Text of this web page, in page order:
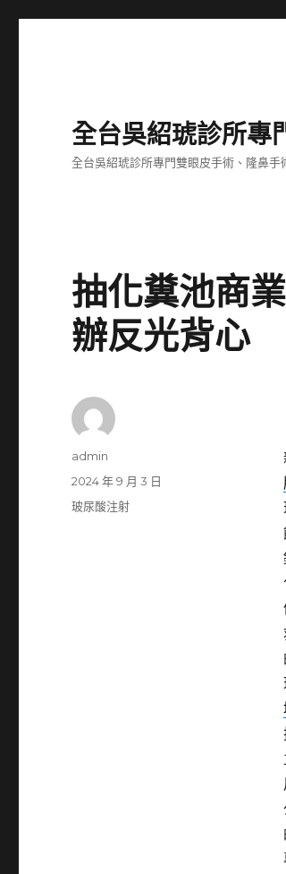
全台吳紹琥診所專
全台吳紹琥診所專門雙眼皮手術、隆鼻
抽化糞池商
辦反光背心
作
admin
發
佈
2024 年 9 月 3 日
分
玻尿酸注射